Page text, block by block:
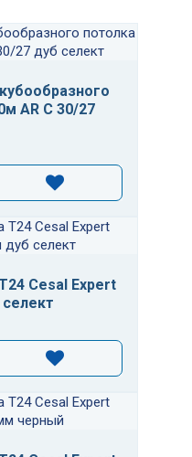
AR C 30/27
Cesal Expert